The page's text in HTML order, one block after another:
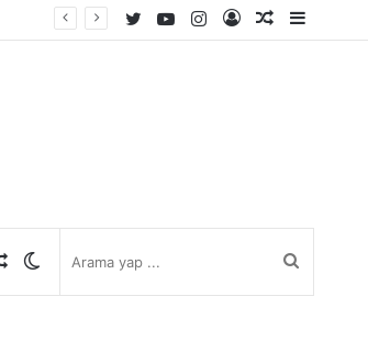
Rastgele
Kayıt
Instagram
YouTube
Twitter
Rastgele